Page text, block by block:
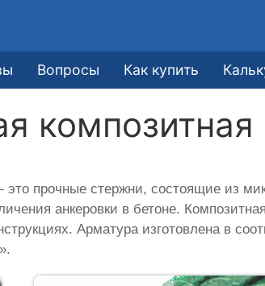
Вопросы Как купить
прочные стержни, состоящие из
анкеровки в бетоне.
Арматура изготовлена в